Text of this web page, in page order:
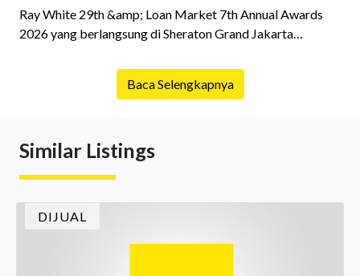
Ray White 29th &amp; Loan Market 7th Annual Awards
2026 yang berlangsung di Sheraton Grand Jakarta
istimewa bagi para pelaku industri properti dan keuangan.
Lebih dari 400 marketing executives dan principals
menghidupkan suasana, acara ini dihadiri oleh Country
Baca Selengkapnya
Similar Listings
DIJUAL